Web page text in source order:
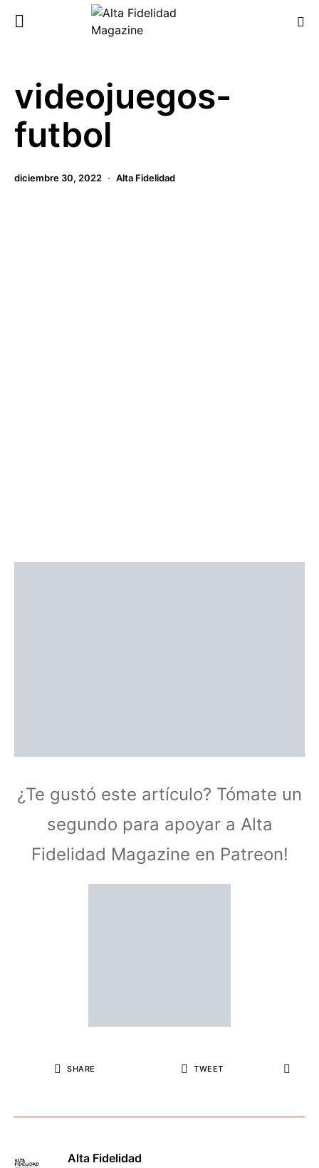
videojuegos-
futbol
diciembre 30, 2022 Alta Fidelidad
¿Te gustó este artículo? Tómate un
segundo para apoyar a Alta
Fidelidad Magazine en Patreon!
SHARE TWEET
Alta Fidelidad